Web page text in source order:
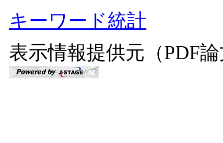
キーワード統計
表示情報提供元（PDF